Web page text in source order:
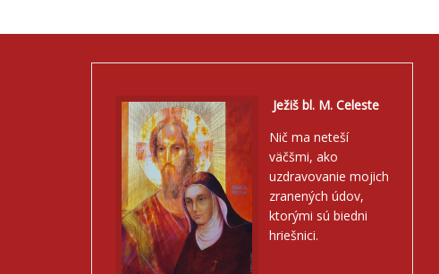
Ježiš bl. M. Celeste
Nič ma neteší
väčšmi, ako
uzdravovanie mojich
zranených údov,
ktorými sú biedni
hriešnici.